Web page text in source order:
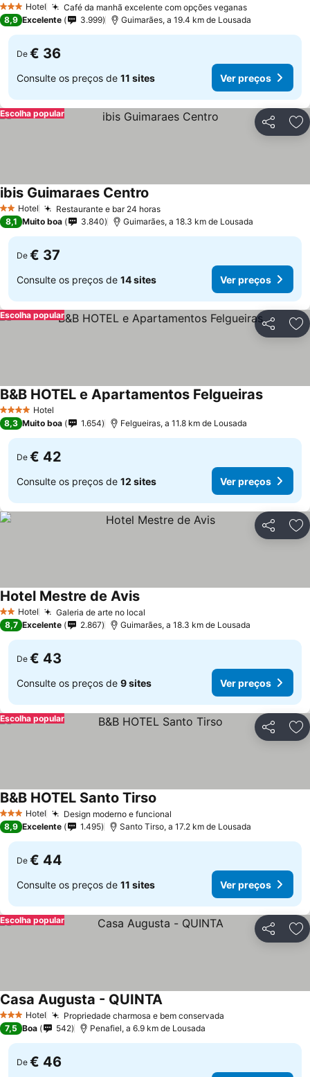
3 EstrelasHotel Café da manhã excelente com opções veganas
8,9 Excelente 3.999 Guimarães, a 19.4 km de Lousada
De € 36
Consulte os preços de 11 sites Ver preços
Partilhar
Escolha popular
2 Estrelas
Hotel Restaurante e bar 24 horas
ibis Guimaraes Centro
8,1 Muito boa 3.840 Guimarães, a 18.3 km de Lousada
De € 37
Consulte os preços de 14 sites Ver preços
Partilhar
Escolha popular
4 EstrelasHotel
B&B HOTEL e Apartamentos Felgueiras
8,3 Muito boa 1.654 Felgueiras, a 11.8 km de Lousada
De € 42
Consulte os preços de 12 sites Ver preços
Partilhar
2 Estrelas
Hotel Galeria de arte no local
Hotel Mestre de Avis
8,7 Excelente 2.867 Guimarães, a 18.3 km de Lousada
De € 43
Consulte os preços de 9 sites Ver preços
Partilhar
Escolha popular
3 EstrelasHotel Design moderno e funcional
B&B HOTEL Santo Tirso
8,9 Excelente 1.495 Santo Tirso, a 17.2 km de Lousada
De € 44
Consulte os preços de 11 sites Ver preços
Partilhar
Escolha popular
3 EstrelasHotel Propriedade charmosa e bem conservada
Casa Augusta - QUINTA
7,5 Boa 542 Penafiel, a 6.9 km de Lousada
De € 46